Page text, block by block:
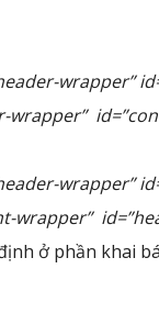
wrapper”
wrapper”
wrapper”
wrapper” id=”
ở phần khai